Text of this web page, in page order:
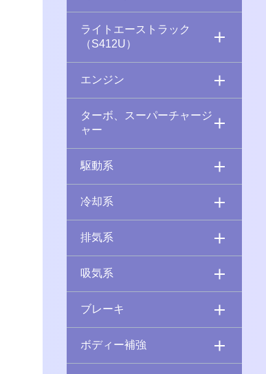
ライトエーストラック
（S412U）
エンジン
ターボ、スーパーチャージ
ャー
駆動系
冷却系
排気系
吸気系
ブレーキ
ボディー補強